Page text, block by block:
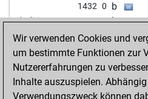
1432 0 b
yokediciexe 1659 0 b
yokediciexe 1643 0 w
yokediciexe 1625 0 b
yokediciexe 1624 r w
pbh 1558 w
senior-chess 1626 1 b
Wir verwenden Cookies und
um bestimmte Funktionen zur
Nutzererfahrungen zu
Inhalte auszuspielen.
Verwendungszweck können